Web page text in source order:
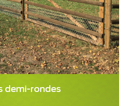
demi-rondes